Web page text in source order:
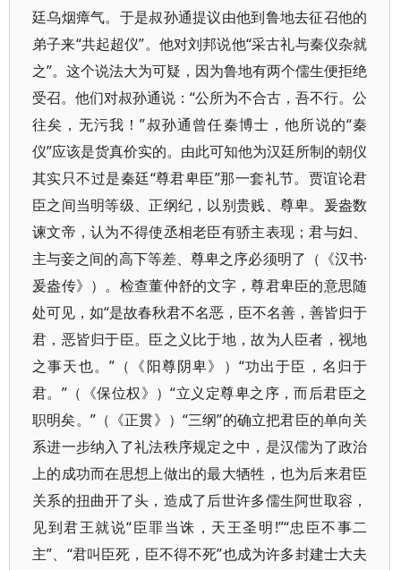
廷乌烟瘴气。于是叔孙通提议由他到鲁地去征召他的
弟子来“共起超仪”。他对刘邦说他“采古礼与秦仪杂就
之”。这个说法大为可疑，因为鲁地有两个儒生便拒绝
受召。他们对叔孙通说：“公所为不合古，吾不行。公
往矣，无污我！”叔孙通曾任秦博士，他所说的“秦
仪”应该是货真价实的。由此可知他为汉廷所制的朝仪
其实只不过是秦廷“尊君卑臣”那一套礼节。贾谊论君
臣之间当明等级、正纲纪，以别贵贱、尊卑。爰盎数
谏文帝，认为不得使丞相老臣有骄主表现；君与妇、
主与妾之间的高下等差、尊卑之序必须明了（《汉书·
爰盎传》）。检查董仲舒的文字，尊君卑臣的意思随
处可见，如“是故春秋君不名恶，臣不名善，善皆归于
君，恶皆归于臣。臣之义比于地，故为人臣者，视地
之事天也。”（《阳尊阴卑》）“功出于臣，名归于
君。”（《保位权》）“立义定尊卑之序，而后君臣之
职明矣。”（《正贯》）“三纲”的确立把君臣的单向关
系进一步纳入了礼法秩序规定之中，是汉儒为了政治
上的成功而在思想上做出的最大牺牲，也为后来君臣
关系的扭曲开了头，造成了后世许多儒生阿世取容，
见到君王就说“臣罪当诛，天王圣明!”“忠臣不事二
主”、“君叫臣死，臣不得不死”也成为许多封建士大夫